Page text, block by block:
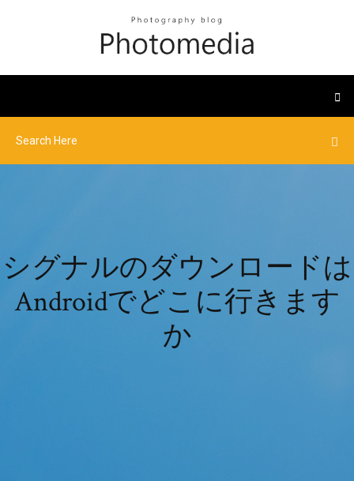
シグナルのダウンロードは
Androidでどこに行きます
か